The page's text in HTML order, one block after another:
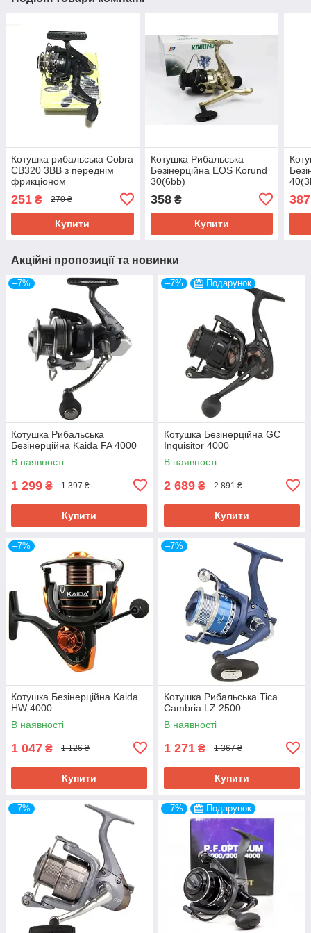
Котушка рибальська Cobra
CB320 3BB з переднім
фрикціоном
251 ₴ 270 ₴
Купити
Котушка Рибальська
Безінерційна EOS Korund
30(6bb)
358₴
Купити
387
Акційні пропозиції та новинки
–7%
Котушка Рибальська
Безінерційна Kaida FA 4000
В наявності
1 299 ₴ 1 397 ₴
Купити
–7% Подарунок
Котушка Безінерційна GC
Inquisitor 4000
В наявності
2 689 ₴ 2 891 ₴
Купити
–7%
Котушка Безінерційна Kaida
HW 4000
В наявності
1 047 ₴ 1 126 ₴
Купити
–7%
Котушка Рибальська Tica
Cambria LZ 2500
В наявності
1 271 ₴ 1 367 ₴
Купити
–7% –7% Подарунок